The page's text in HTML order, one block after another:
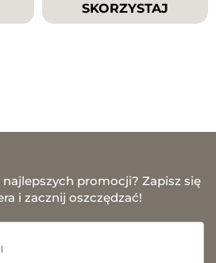
SKORZYSTAJ
promocji? Zapisz się
i zacznij oszczędzać!